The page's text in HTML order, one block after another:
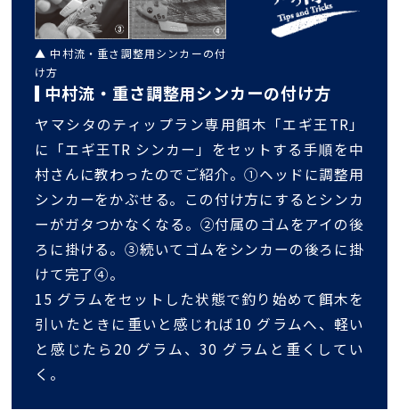
▲ 中村流・重さ調整用シンカーの付
け方
中村流・重さ調整用シンカーの付け方
ヤマシタのティップラン専用餌木「エギ王TR」
に「エギ王TR シンカー」をセットする手順を中
村さんに教わったのでご紹介。①ヘッドに調整用
シンカーをかぶせる。この付け方にするとシンカ
ーがガタつかなくなる。②付属のゴムをアイの後
ろに掛ける。③続いてゴムをシンカーの後ろに掛
けて完了④。
15 グラムをセットした状態で釣り始めて餌木を
引いたときに重いと感じれば10 グラムへ、軽い
と感じたら20 グラム、30 グラムと重くしてい
く。